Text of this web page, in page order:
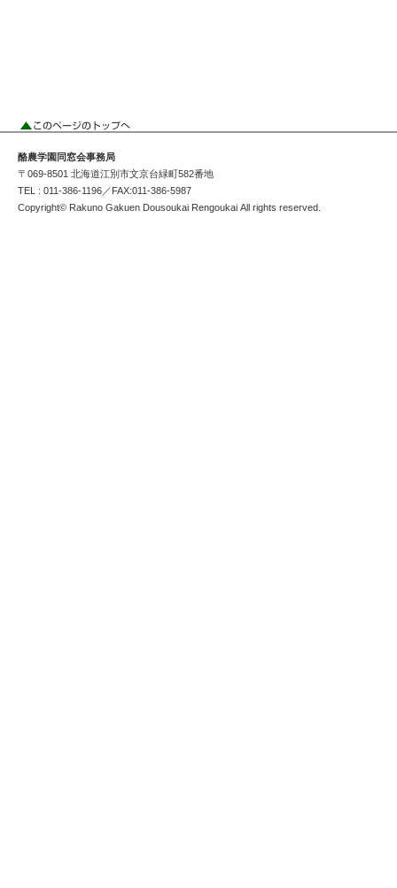
酪農学園同窓会事務局
〒069-8501 北海道江別市文京台緑町582番地
TEL : 011-386-1196／FAX:011-386-5987
Copyright© Rakuno Gakuen Dousoukai Rengoukai All rights reserved.